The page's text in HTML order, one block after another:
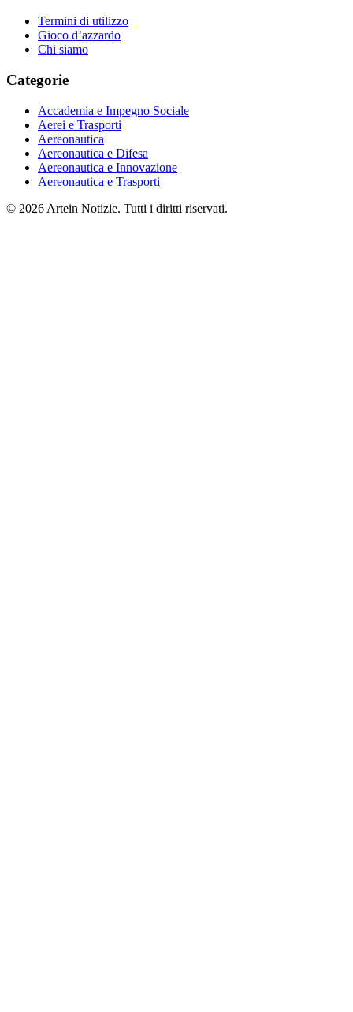
Termini di utilizzo
Gioco d’azzardo
Chi siamo
Categorie
Accademia e Impegno Sociale
Aerei e Trasporti
Aereonautica
Aereonautica e Difesa
Aereonautica e Innovazione
Aereonautica e Trasporti
© 2026 Artein Notizie. Tutti i diritti riservati.